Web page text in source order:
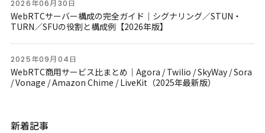
2026年06月30日
WebRTCサーバー構成の完全ガイド｜シグナリング／STUN・
TURN／SFUの役割と構成例【2026年版】
2025年09月04日
WebRTC商用サービス比まとめ｜Agora / Twilio / SkyWay / Sora
/ Vonage / Amazon Chime / LiveKit（2025年最新版）
新着記事